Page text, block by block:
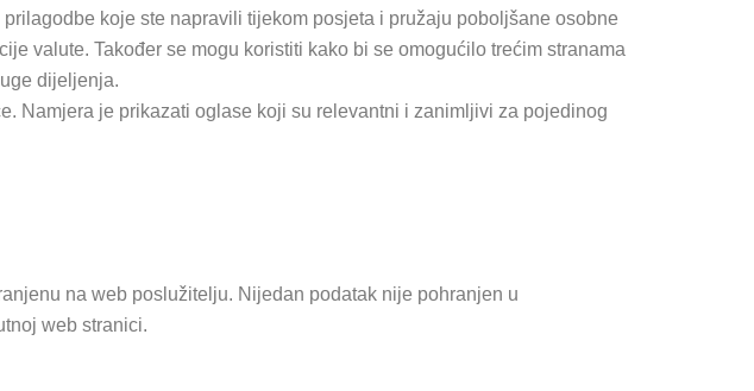
koje ste napravili tijekom posjeta i pružaju poboljšane osobne
valute. Također se mogu koristiti kako bi se omogućilo trećim stranama
dijeljenja.
Namjera je prikazati oglase koji su relevantni i zanimljivi za pojedinog
na web poslužitelju. Nijedan podatak nije pohranjen u
web stranici.